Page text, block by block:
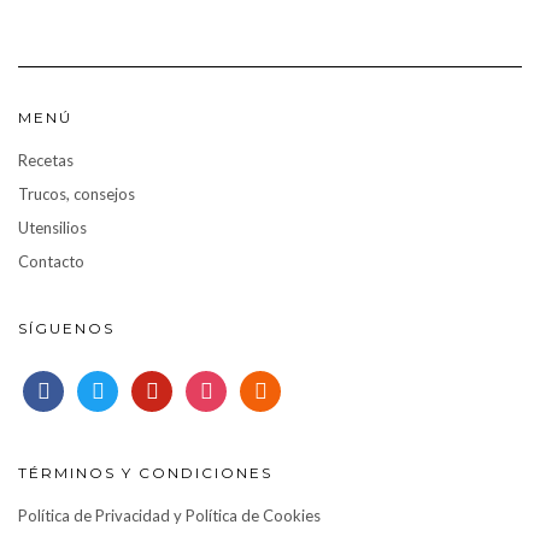
MENÚ
Recetas
Trucos, consejos
Utensilios
Contacto
SÍGUENOS
facebooktwitter pinterestinstagramrss
TÉRMINOS Y CONDICIONES
Política de Privacidad y Política de Cookies